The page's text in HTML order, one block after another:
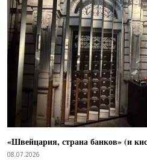
«Швейцария, страна банков» (и
08.07.2026